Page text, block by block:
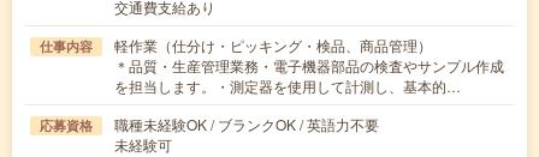
交通費支給あり
仕事内容
軽作業（仕分け・ピッキング・検品、商品管理）
＊品質・生産管理業務・電子機器部品の検査やサンプル作成
を担当します。・測定器を使用して計測し、基本的…
応募資格
職種未経験OK / ブランクOK / 英語力不要
未経験可